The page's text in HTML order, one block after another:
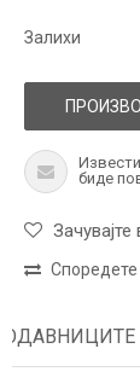
Залихи
биде
Споредете